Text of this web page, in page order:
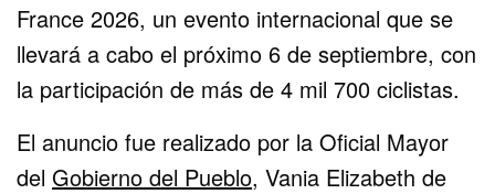
France 2026, un evento internacional que se
llevará a cabo el próximo 6 de septiembre, con
la participación de más de 4 mil 700 ciclistas.
El anuncio fue realizado por la Oficial Mayor
del Gobierno del Pueblo, Vania Elizabeth de